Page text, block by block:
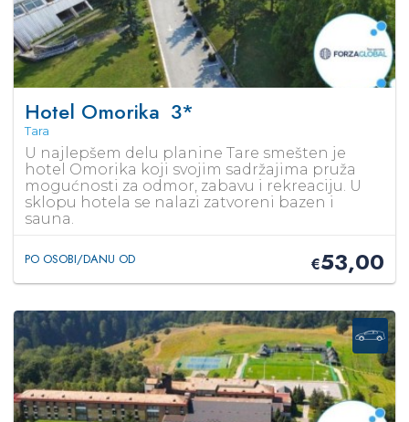
Hotel Omorika 3*
Tara
U najlepšem delu planine Tare smešten je
hotel Omorika koji svojim sadržajima pruža
mogućnosti za odmor, zabavu i rekreaciju. U
sklopu hotela se nalazi zatvoreni bazen i
sauna.
PO OSOBI/DANU OD €53,00